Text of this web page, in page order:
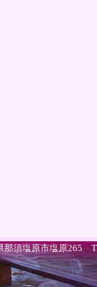
那須塩原市塩原265